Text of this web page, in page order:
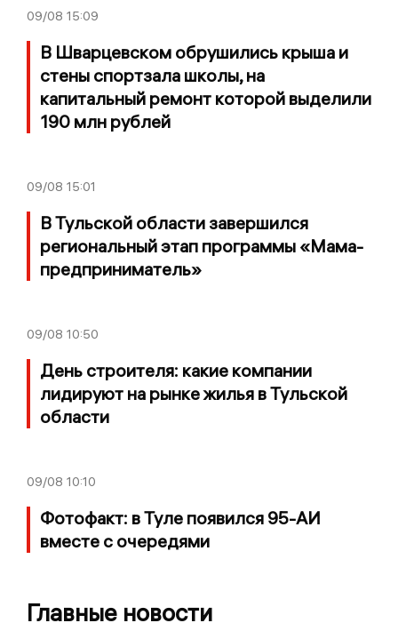
09/08 15:09
В Шварцевском обрушились крыша и
стены спортзала школы, на
капитальный ремонт которой выделили
190 млн рублей
09/08 15:01
В Тульской области завершился
региональный этап программы «Мама-
предприниматель»
09/08 10:50
День строителя: какие компании
лидируют на рынке жилья в Тульской
области
09/08 10:10
Фотофакт: в Туле появился 95-АИ
вместе с очередями
Главные новости